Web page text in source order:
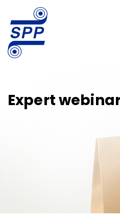
Expert webinar